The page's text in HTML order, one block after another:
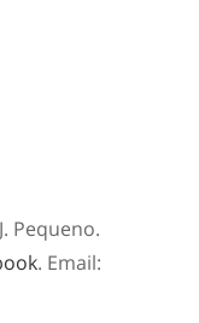
Pequeno.
. Email: